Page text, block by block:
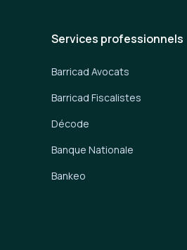
Services professionnels
Barricad Avocats
Barricad Fiscalistes
Décode
Banque Nationale
Bankeo